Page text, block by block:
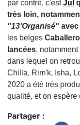
par contre, c'estJul
très loin,
"13'Organisé"
les belges
lancées,
dans lequel on
Chilla, Rim'k, Isha,
2020 a été très
qualité, et on espère
Partager :